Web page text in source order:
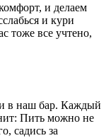
и делаем
и кури
тоже все учтено,
в наш бар. Каждый
Пить можно не
садись за